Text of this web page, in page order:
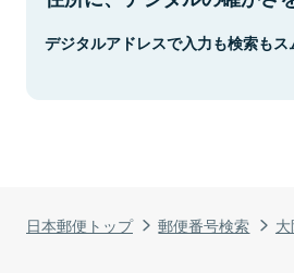
日本郵便トップ 郵便番号検索
デジタルアドレスで入力も検索もス